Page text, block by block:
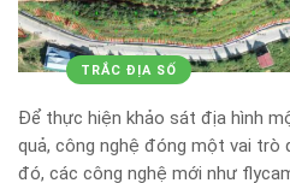
TRẮC ĐỊA SỐ
Để thực hiện khảo sát địa hình
quả, công nghệ đóng một vai trò
đó, các công nghệ mới như